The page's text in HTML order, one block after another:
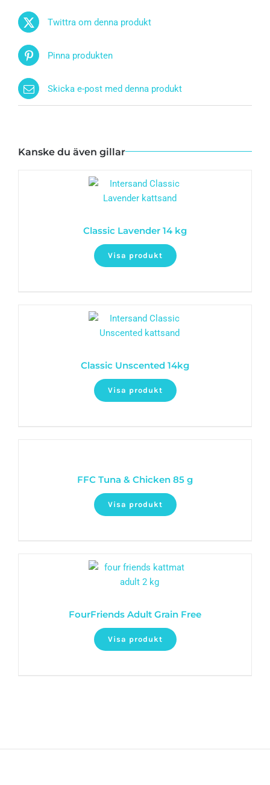
Twittra om denna produkt
Pinna produkten
Skicka e-post med denna produkt
Kanske du även gillar
Classic Lavender 14 kg
Visa produkt
Classic Unscented 14kg
Visa produkt
FFC Tuna & Chicken 85 g
Visa produkt
FourFriends Adult Grain Free
Visa produkt